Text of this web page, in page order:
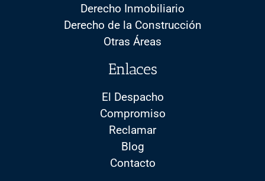
Derecho Inmobiliario
Derecho de la Construcción
Otras Áreas
Enlaces
El Despacho
Compromiso
Reclamar
Blog
Contacto